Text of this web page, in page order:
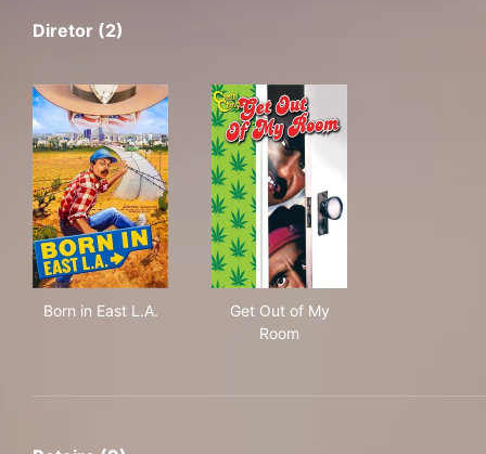
Diretor (2)
Born in East L.A.
Get Out of My
Room